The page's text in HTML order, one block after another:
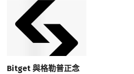
Bitget 與格勒普正念